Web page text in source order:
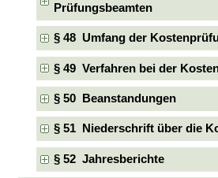
Prüfungsbeamten
§ 48 Umfang der
§ 49 Verfahren bei der
§ 50 Beanstandungen
§ 51 Niederschrift über die
§ 52 Jahresberichte